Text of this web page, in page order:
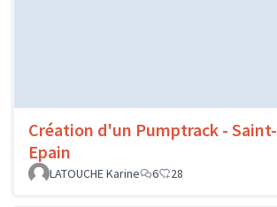
Création d'un Pumptrack - Saint-
Epain
LATOUCHE Karine
6 28